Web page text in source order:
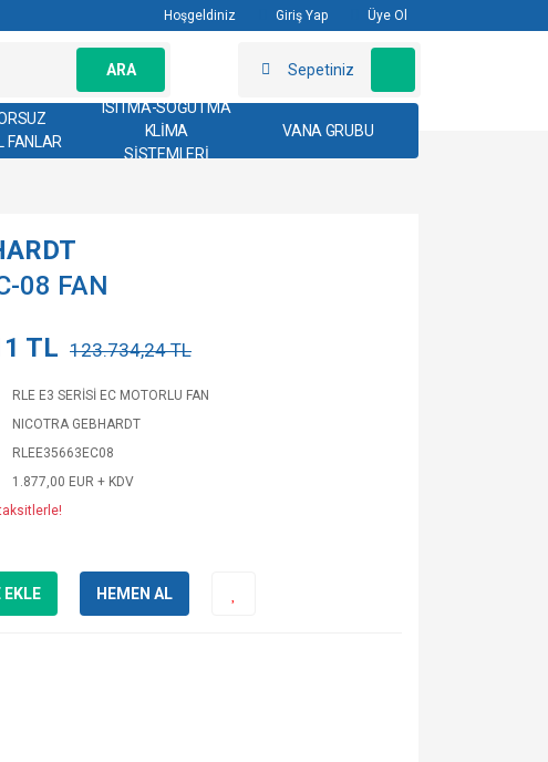
Hoşgeldiniz Giriş Yap Üye Ol
ARA Sepetiniz
FANLAR
ISITMA-SOĞUTMA
KLİMA
SİSTEMLERİ
VANA GRUBU
08 FAN
TL 123.734,24 TL
RLE E3 SERİSİ EC MOTORLU FAN
NICOTRA GEBHARDT
RLEE35663EC08
1.877,00 EUR + KDV
EKLE HEMEN AL